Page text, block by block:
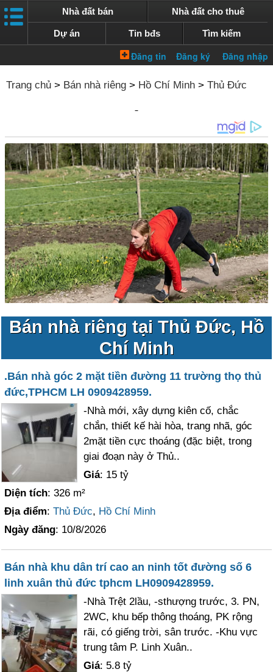
Nhà đất bán Nhà đất cho thuê
Dự án Tin bđs Tìm kiếm
Trang chủ > Bán nhà riêng > Hồ Chí Minh > Thủ Đức
Bán nhà riêng tại Thủ Đức, Hồ
Chí Minh
.Bán nhà góc 2 mặt tiền đường 11 trường thọ thủ
đức,TPHCM LH 0909428959.
-Nhà mới, xây dựng kiên cố, chắc
chắn, thiết kế hài hòa, trang nhã, góc
2mặt tiền cực thoáng (đặc biệt, trong
giai đoạn này ở Thủ..
Giá: 15 tỷ
Diện tích: 326 m²
Địa điểm:Thủ Đức, Hồ Chí Minh
Ngày đăng: 10/8/2026
Bán nhà khu dân trí cao an ninh tốt đường số 6
linh xuân thủ đức tphcm LH0909428959.
-Nhà Trệt 2lầu, -sthượng trước, 3. PN,
2WC, khu bếp thông thoáng, PK rộng
rãi, có giếng trời, sân trước. -Khu vực
trung tâm P. Linh Xuân..
Giá: 5.8 tỷ